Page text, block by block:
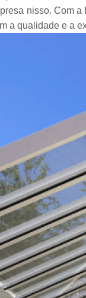
nisso. Com
a qualidade e a